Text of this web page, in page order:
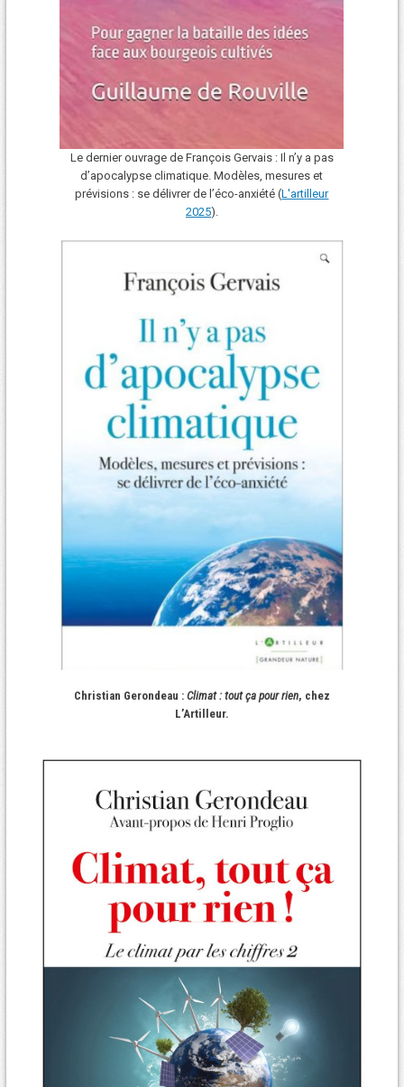
Le dernier ouvrage de François Gervais : Il n’y a pas
d’apocalypse climatique. Modèles, mesures et
prévisions : se délivrer de l’éco-anxiété (L'arti lleur
2025).
Christian Gerondeau : Climat : tout ça pour rien, chez
L’Artilleur.